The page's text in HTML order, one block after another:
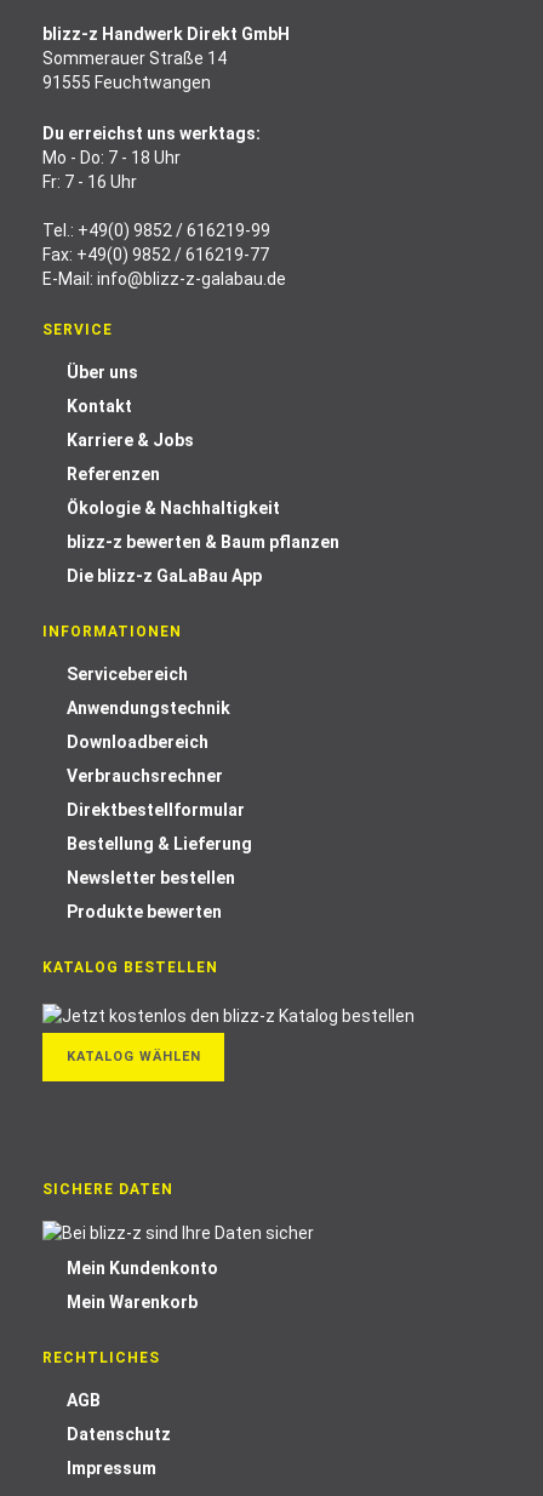
blizz-z Handwerk Direkt GmbH
Sommerauer Straße 14
91555 Feuchtwangen
Du erreichst uns werktags:
Mo - Do: 7 - 18 Uhr
Fr: 7 - 16 Uhr
Tel.: +49(0) 9852 / 616219-99
Fax: +49(0) 9852 / 616219-77
E-Mail: info@blizz-z-galabau.de
SERVICE
Über uns
Kontakt
Karriere & Jobs
Referenzen
Ökologie & Nachhaltigkeit
blizz-z bewerten & Baum pflanzen
Die blizz-z GaLaBau App
INFORMATIONEN
Servicebereich
Anwendungstechnik
Downloadbereich
Verbrauchsrechner
Direktbestellformular
Bestellung & Lieferung
Newsletter bestellen
Produkte bewerten
KATALOG BESTELLEN
KATALOG WÄHLEN
SICHERE DATEN
Mein Kundenkonto
Mein Warenkorb
RECHTLICHES
AGB
Datenschutz
Impressum